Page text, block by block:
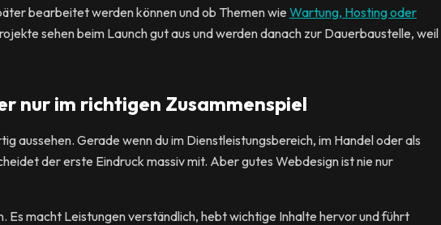
bearbeitet werden können und ob Themen wie Wartung, Hosting oder
sehen beim Launch gut aus und werden danach zur Dauerbaustelle, weil
nur im richtigen Zusammenspiel
aussehen. Gerade wenn du im Dienstleistungsbereich, im Handel oder als
der erste Eindruck massiv mit. Aber gutes Webdesign ist nie nur
Es macht Leistungen verständlich, hebt wichtige Inhalte hervor und führt